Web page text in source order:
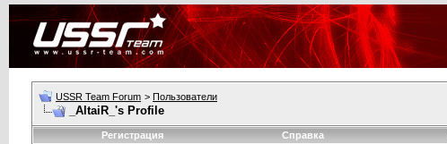
USSR Team Forum > Пользователи
_AltaiR_'s Profile
Регистрация
Справка